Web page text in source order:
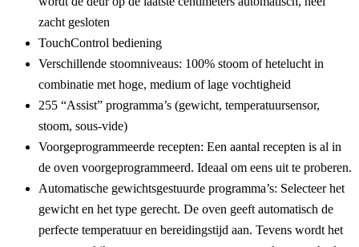
zacht gesloten
TouchControl bediening
Verschillende stoomniveaus: 100% stoom of hetelucht in
combinatie met hoge, medium of lage vochtigheid
255 “Assist” programma’s (gewicht, temperatuursensor,
stoom, sous-vide)
Voorgeprogrammeerde recepten: Een aantal recepten is al in
de oven voorgeprogrammeerd. Ideaal om eens uit te proberen.
Automatische gewichtsgestuurde programma’s: Selecteer het
gewicht en het type gerecht. De oven geeft automatisch de
perfecte temperatuur en bereidingstijd aan. Tevens wordt het